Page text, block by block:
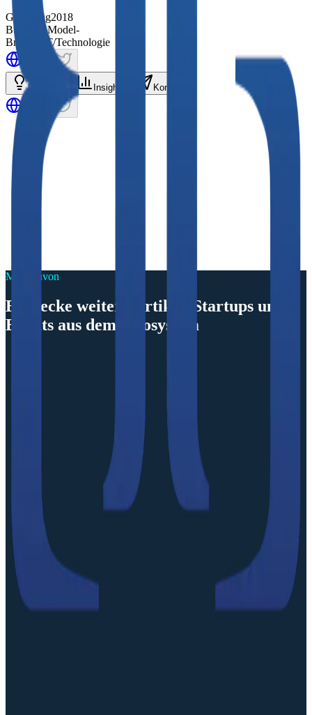
Gründung2018
Business Model-
Branche
IT/Technologie
Über Uns Insights Kontakt
Mehr davon
Entdecke weitere Artikel, Startups und
Events aus dem Ökosystem